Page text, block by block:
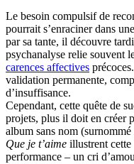
Le besoin compulsif de
pourrait s’enraciner dans
par sa tante, il découvre
psychanalyse relie souvent
carences affectives
validation permanente,
d’insuffisance.
Cependant, cette quête de
projets, plus il doit en créer
album sans nom (surnommé
Que je t’aime illustrent
performance – un cri